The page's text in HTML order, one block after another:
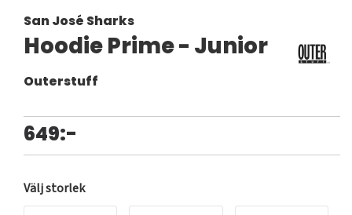
San José Sharks
Hoodie Prime - Junior
Outerstuff
649:-
Välj storlek